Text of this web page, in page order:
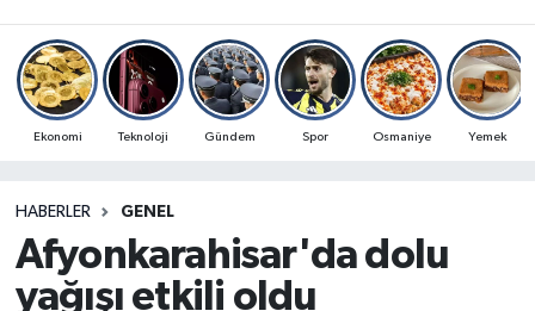
Ekonomi Teknoloji Gündem Spor Osmaniye Yemek
HABERLER GENEL
Afyonkarahisar'da dolu
yağışı etkili oldu
OSMANİYE
MAGAZİN
SPOR
RESMİ İLANLAR
Osmaniye Trafik Yoğunluk Haritası
Süper Lig Puan Durumu ve Fikstür
Son Dakika Haberleri
Haber Arşivi